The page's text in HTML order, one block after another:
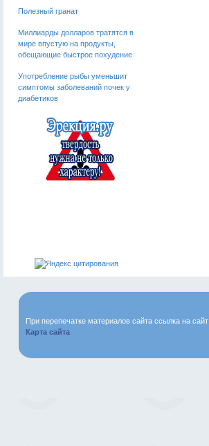
Полезный гранат
Миллиарды долларов тратятся в
мире впустую на продукты,
обещающие быстрое похудение
Употребление рыбы уменьшит
симптомы заболеваний почек у
диабетиков
При перепечатке материалов сайта ссылка на сайт
Карта сайта